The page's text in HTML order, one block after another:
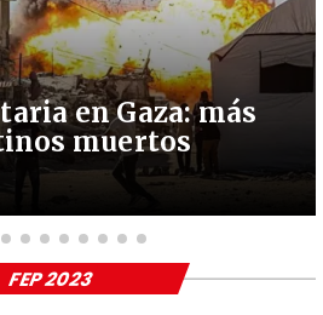
en Gaza: más
muertos
FEP 2023